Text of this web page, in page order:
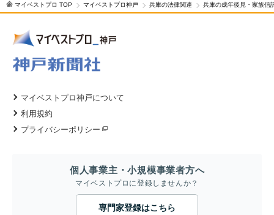
マイベストプロ TOP マイベストプロ神戸 兵庫の法律関連 兵庫の成年後見・家族信
マイベストプロ神戸について
利用規約
プライバシーポリシー
個人事業主・小規模事業者方へ
マイベストプロに登録しませんか？
専門家登録はこちら